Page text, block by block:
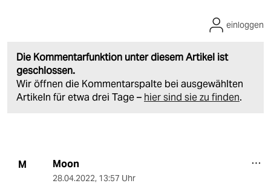
Die Kommentarfunktion unter diesem Artikel ist
geschlossen.
Wir öffnen die Kommentarspalte bei ausgewählten
Artikeln für etwa drei Tage – hier sind sie zu finden.
einloggen
M Moon
28.04.2022, 13:57 Uhr